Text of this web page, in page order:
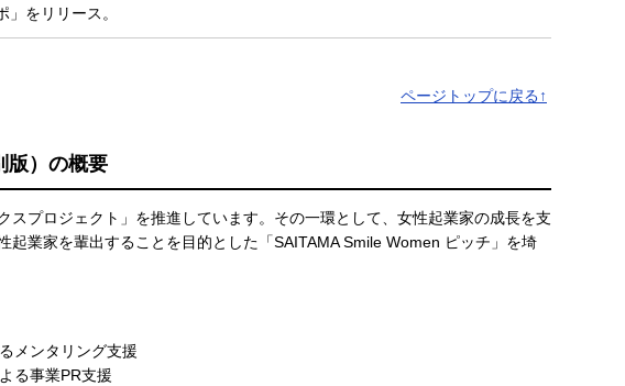
」をリリース。
ページトップに戻る↑
版）の概要
プロジェクト」を推進しています。その一環として、女性起業家の成長を支
業家を輩出することを目的とした「SAITAMA Smile Women ピッチ」を埼
メンタリング支援
る事業PR支援